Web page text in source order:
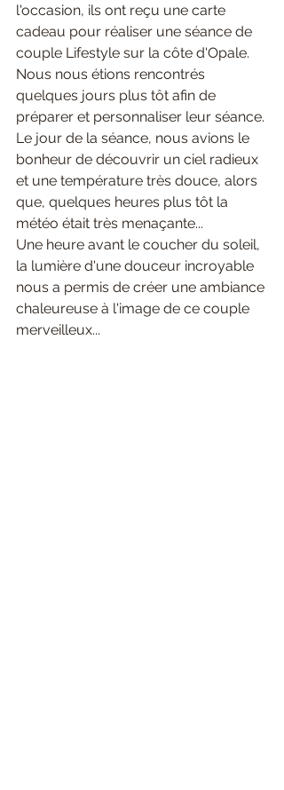
l'occasion, ils ont reçu une carte
cadeau pour réaliser une séance de
couple Lifestyle sur la côte d'Opale.
Nous nous étions rencontrés
quelques jours plus tôt afin de
préparer et personnaliser leur séance.
Le jour de la séance, nous avions le
bonheur de découvrir un ciel radieux
et une température très douce, alors
que, quelques heures plus tôt la
météo était très menaçante...
Une heure avant le coucher du soleil,
la lumière d'une douceur incroyable
nous a permis de créer une ambiance
chaleureuse à l'image de ce couple
merveilleux...